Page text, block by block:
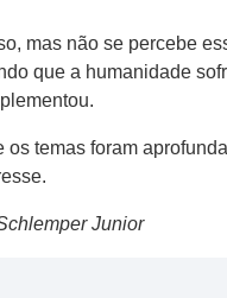
mas não se percebe
que a humanidade
temas foram
Junior